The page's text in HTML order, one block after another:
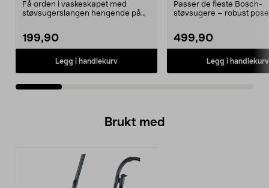
Få orden i vaskeskapet med
støvsugerslangen hengende på
199,90
Legg i handlekurv
Passer de fleste Bosch-
støvsugere – robust
499,90
Legg i handlekurv
Brukt med